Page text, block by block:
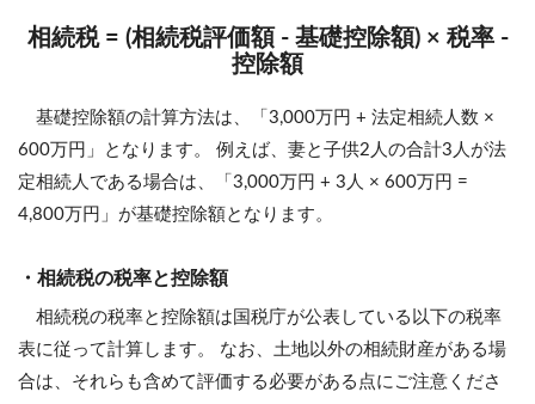
相続税 = (相続税評価額 - 基礎控除額) × 税率 -
控除額
基礎控除額の計算方法は、「3,000万円 + 法定相続人数 ×
600万円」となります。 例えば、妻と子供2人の合計3人が法
定相続人である場合は、「3,000万円 + 3人 × 600万円 =
4,800万円」が基礎控除額となります。
・相続税の税率と控除額
相続税の税率と控除額は国税庁が公表している以下の税率
表に従って計算します。 なお、土地以外の相続財産がある場
合は、それらも含めて評価する必要がある点にご注意くださ